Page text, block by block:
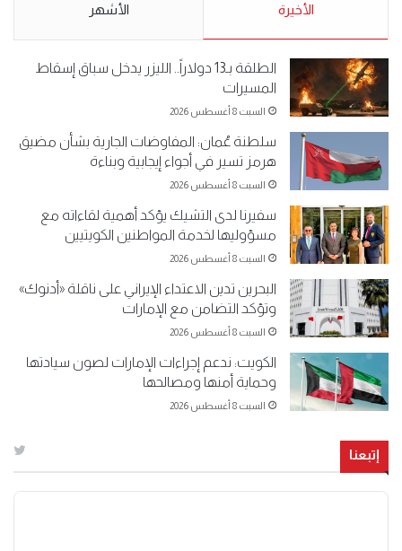
الأخيرة الأشهر
الطلقة بـ13 دولاراً.. الليزر يدخل سباق إسقاط
المسيرات
السبت 8 أغسطس 2026
سلطنة عُمان: المفاوضات الجارية بشأن مضيق
هرمز تسير في أجواء إيجابية وبناءة
السبت 8 أغسطس 2026
سفيرنا لدى التشيك يؤكد أهمية لقاءاته مع
مسؤوليها لخدمة المواطنين الكويتيين
السبت 8 أغسطس 2026
البحرين تدين الاعتداء الإيراني على ناقلة «أدنوك»
وتؤكد التضامن مع الإمارات
السبت 8 أغسطس 2026
الكويت: ندعم إجراءات الإمارات لصون سيادتها
وحماية أمنها ومصالحها
السبت 8 أغسطس 2026
إتبعنا